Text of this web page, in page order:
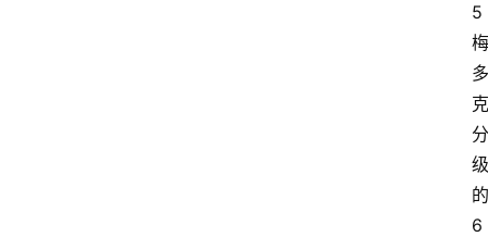
5
梅
多
克
分
级
的
6